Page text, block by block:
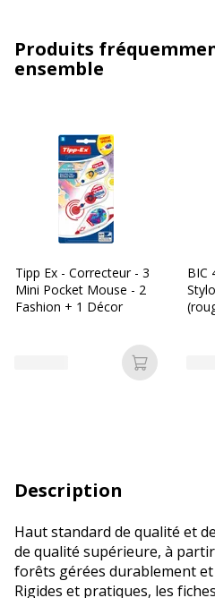
Produits
ensemble
Tipp Ex - Correcteur - 3
Mini Pocket Mouse - 2
Fashion + 1 Décor
Ajouter au
BIC
Description
Haut standard de qualité et
de qualité supérieure, à
forêts gérées durablement
Rigides et pratiques, les